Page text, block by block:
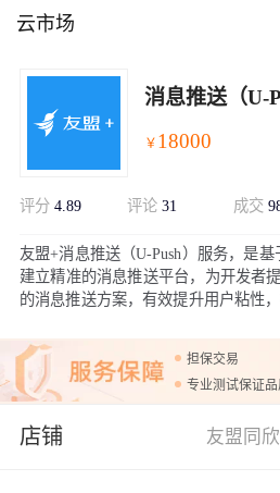
云市场
消息推送（U-
￥ 18000
评分 4.89 评论 31 成交
友盟+消息推送（U-Push）服务，是
建立精准的消息推送平台，为开发者
的消息推送方案，有效提升用户粘性
行绑定激活才可以正常使用。
担保交易
专业测试保证
店铺 友盟同